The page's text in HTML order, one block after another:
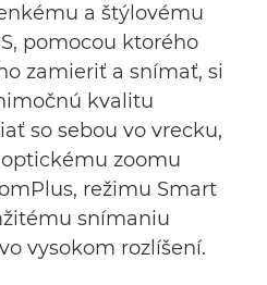
a štýlovému
pomocou ktorého
zamieriť a snímať, si
kvalitu
so sebou vo vrecku,
zoomu
režimu Smart
snímaniu
vysokom rozlíšení.